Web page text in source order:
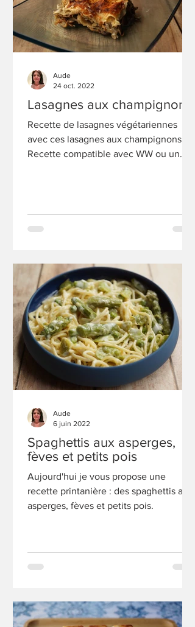
Lasagnes aux champignons
Recette de lasagnes végétariennes
avec ces lasagnes aux champignons.
Recette compatible avec WW ou un
Aude
24 oct. 2022
Spaghettis aux asperges,
fèves et petits pois
Aujourd'hui je vous propose une
recette printanière : des spaghettis aux
asperges, fèves et petits pois.
Aude
6 juin 2022